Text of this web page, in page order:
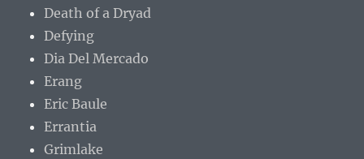
Death of a Dryad
Defying
Dia Del Mercado
Erang
Eric Baule
Errantia
Grimlake